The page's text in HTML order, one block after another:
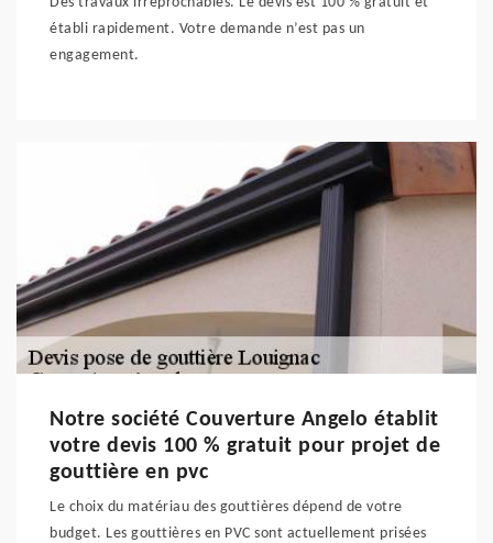
établi rapidement. Votre demande n’est pas un
engagement.
Notre société Couverture Angelo établit
votre devis 100 % gratuit pour projet de
gouttière en pvc
Le choix du matériau des gouttières dépend de votre
budget. Les gouttières en PVC sont actuellement prisées